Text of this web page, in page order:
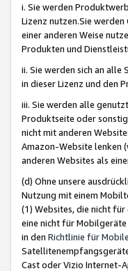
i. Sie werden
Lizenz nutzen.Sie
einer anderen Weise
Produkten und
ii. Sie werden sich an alle
in dieser Lizenz und den
iii. Sie werden alle
Produktseite oder
nicht mit anderen
Amazon-Website lenken
anderen Websites als
(d) Ohne unsere
Nutzung mit einem
(1) Websites, die nicht
eine nicht für
in den Richtlinie für
Cast oder Vizio Internet-